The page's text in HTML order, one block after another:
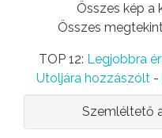
Összes kép a
Összes
TOP 12: Legjobbra
Utoljára hozzászólt -
Szemléltető